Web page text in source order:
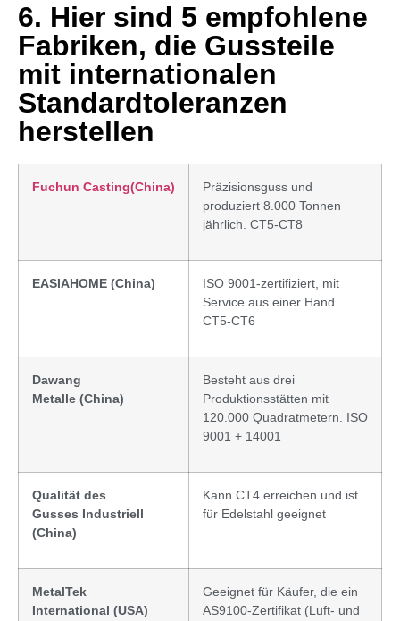
6. Hier sind 5 empfohlene
Fabriken, die Gussteile
mit internationalen
Standardtoleranzen
herstellen
Fuchun Casting(China)
Präzisionsguss und
produziert 8.000 Tonnen
jährlich. CT5-CT8
EASIAHOME (China)
ISO 9001-zertifiziert, mit
Service aus einer Hand.
CT5-CT6
Dawang
Metalle (China)
Besteht aus drei
Produktionsstätten mit
120.000 Quadratmetern. ISO
9001 + 14001
Qualität des
Gusses Industriell
(China)
Kann CT4 erreichen und ist
für Edelstahl geeignet
MetalTek
International (USA)
Geeignet für Käufer, die ein
AS9100-Zertifikat (Luft- und